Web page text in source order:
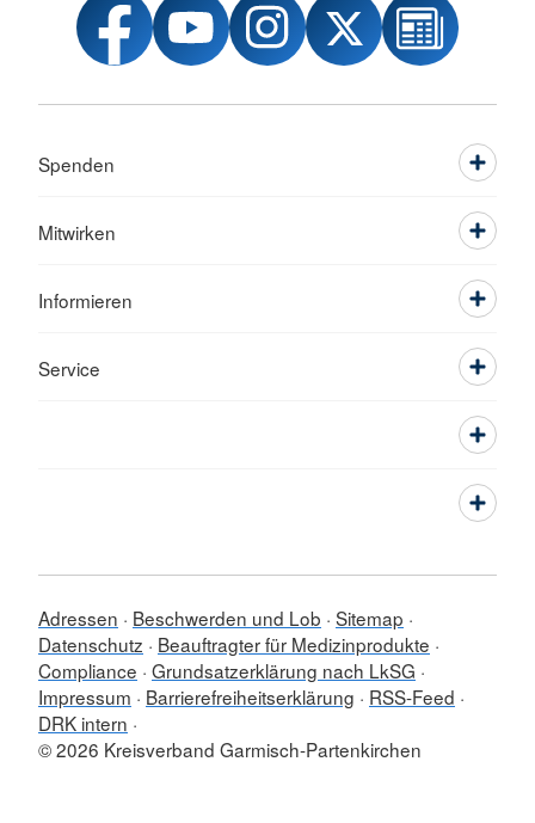
Spenden
Mitwirken
Informieren
Service
Adressen Beschwerden und Lob Sitemap
Datenschutz
Beauftragter für Medizinprodukte
Compliance Grundsatzerklärung nach LkSG
Impressum
Barrierefreiheitserklärung
RSS-Feed
DRK intern
© 2026 Kreisverband Garmisch-Partenkirchen